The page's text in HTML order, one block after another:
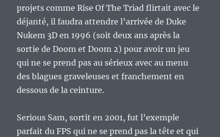
projets comme Rise Of The Triad flirtait avec le
déjanté, il faudra attendre l’arrivée de Duke
Nukem 3D en 1996 (soit deux ans après la
sortie de Doom et Doom 2) pour avoir un jeu
qui ne se prend pas au sérieux avec au menu
des blagues graveleuses et franchement en
dessous de la ceinture.
Serious Sam, sortit en 2001, fut l’exemple
parfait du FPS qui ne se prend pas la tête et qui